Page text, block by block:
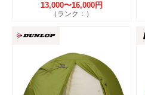
13,000〜16,000円
（ランク：）